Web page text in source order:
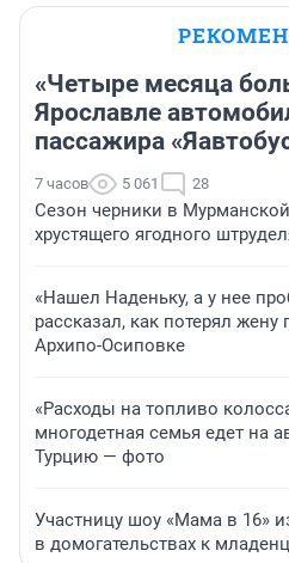
«Четыре месяца
Ярославле
пассажира
7 часов 5 061 28
Сезон черники в
хрустящего ягодного
«Нашел Наденьку, а у нее
рассказал, как потерял
Архипо-Осиповке
«Расходы на топливо
многодетная семья едет на
Турцию — фото
Участницу шоу «Мама в 16»
в домогательствах к